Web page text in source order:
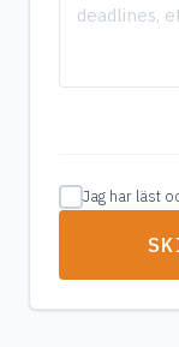
Jag har läst